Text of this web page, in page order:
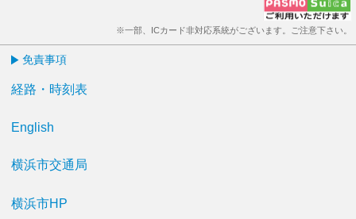
※一部、ICカード非対応系統がございます。ご注意下さい。
免責事項
経路・時刻表
English
横浜市交通局
横浜市HP